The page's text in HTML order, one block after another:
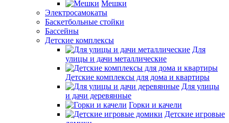
Мешки
Электросамокаты
Баскетбольные стойки
Бассейны
Детские комплексы
Для
улицы и дачи металлические
Детские комплексы для дома и квартиры
Для улицы
и дачи деревянные
Горки и качели
Детские игровые